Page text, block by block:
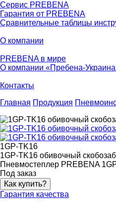
Сервис PREBENA
Гарантия от PREBENA
Сравнительные таблицы
О компании
PREBENA в мире
О компании «Пребена-
Контакты
Главная Продукция
1GP-TK16
1GP-TK16 обивочный
Пневмостеплер PREBENA
Под заказ
Как купить?
Гарантия качества